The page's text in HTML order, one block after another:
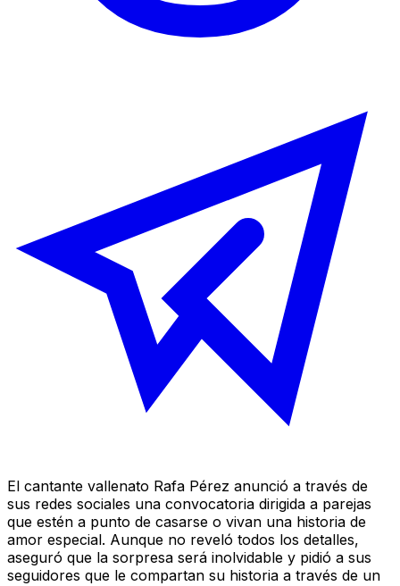
El cantante vallenato Rafa Pérez anunció a través de
sus redes sociales una convocatoria dirigida a parejas
que estén a punto de casarse o vivan una historia de
amor especial. Aunque no reveló todos los detalles,
aseguró que la sorpresa será inolvidable y pidió a sus
seguidores que le compartan su historia a través de un